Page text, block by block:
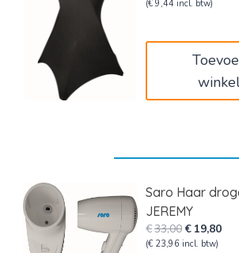
prijs
€13,00.
(€ 9,44 incl. btw)
Saro Haar
JEREMY
€33,00
prijs
€ 19,80
(€ 23,96 incl. btw)